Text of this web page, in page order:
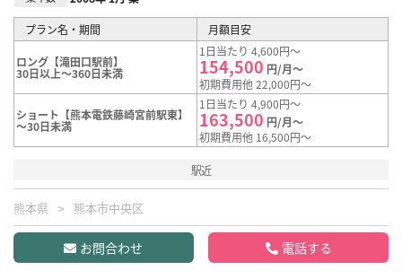
プラン名・期間 月額目安
ロング【滝田口駅前】
30日以上～360日未満
1日当たり 4,600円～
154,500 円/月～
初期費用他 22,000円～
ショート【熊本電鉄藤崎宮前駅東】
～30日未満
1日当たり 4,900円～
163,500 円/月～
初期費用他 16,500円～
駅近
熊本県 熊本市中央区
お問合わせ 電話する